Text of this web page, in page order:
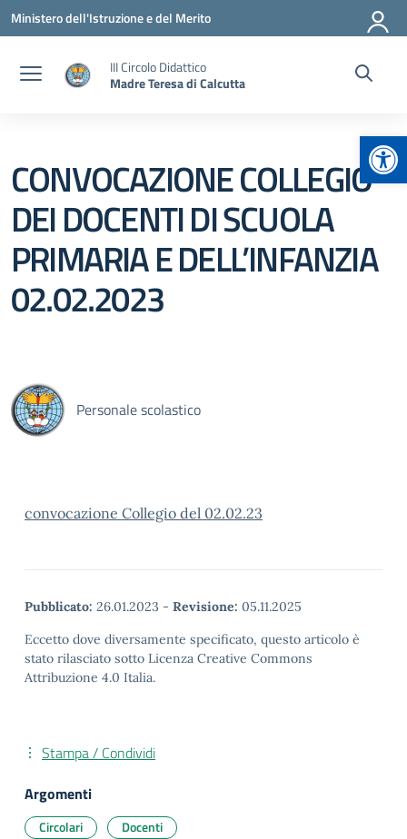
Vai ai contenuti
Vai al menu di navigazione
Vai al footer
Ministero dell'Istruzione e del Merito
III Circolo Didattico
Madre Teresa di Calcutta
CONVOCAZIONE COLLEGIO
DEI DOCENTI DI SCUOLA
PRIMARIA E DELL’INFANZIA
02.02.2023
Personale scolastico
convocazione Collegio del 02.02.23
Pubblicato: 26.01.2023 - Revisione: 05.11.2025
Eccetto dove diversamente specificato, questo articolo è
stato rilasciato sotto Licenza Creative Commons
Attribuzione 4.0 Italia.
Stampa / Condividi
Argomenti
Circolari Docenti